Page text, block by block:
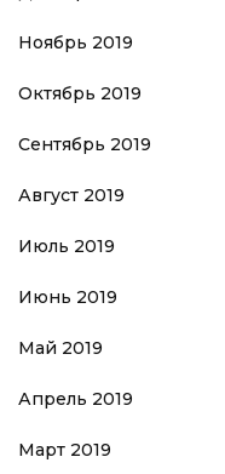
Ноябрь 2019
Октябрь 2019
Сентябрь 2019
Август 2019
Июль 2019
Июнь 2019
Май 2019
Апрель 2019
Март 2019